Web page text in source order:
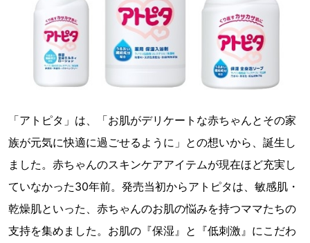
「アトピタ」は、「お肌がデリケートな赤ちゃんとその家
族が元気に快適に過ごせるように」との想いから、誕生し
ました。赤ちゃんのスキンケアアイテムが現在ほど充実し
ていなかった30年前。発売当初からアトピタは、敏感肌・
乾燥肌といった、赤ちゃんのお肌の悩みを持つママたちの
支持を集めました。お肌の『保湿』と『低刺激』にこだわ